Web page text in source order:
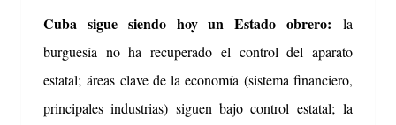
Cuba sigue siendo hoy un Estado obrero: la
burguesía no ha recuperado el control del aparato
estatal;áreas clave de la economía (sistema financiero,
principales industrias) siguen bajo control estatal; la